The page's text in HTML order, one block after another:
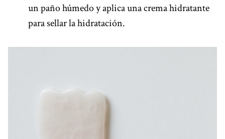
un paño húmedo y aplica una crema hidratante
para sellar la hidratación.